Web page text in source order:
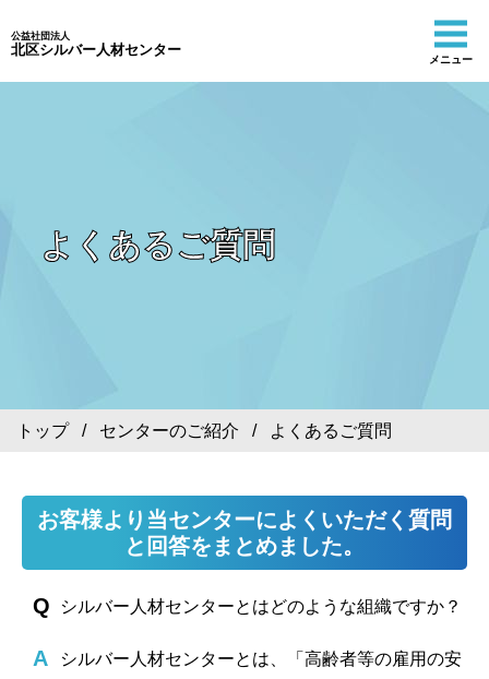
公益社団法人
北区シルバー人材センター
メニュー
よくあるご質問
トップ/ センターのご紹介 / よくあるご質問
お客様より当センターによくいただく質問
と回答をまとめました。
シルバー人材センターとはどのような組織ですか？
シルバー人材センターとは、「高齢者等の雇用の安